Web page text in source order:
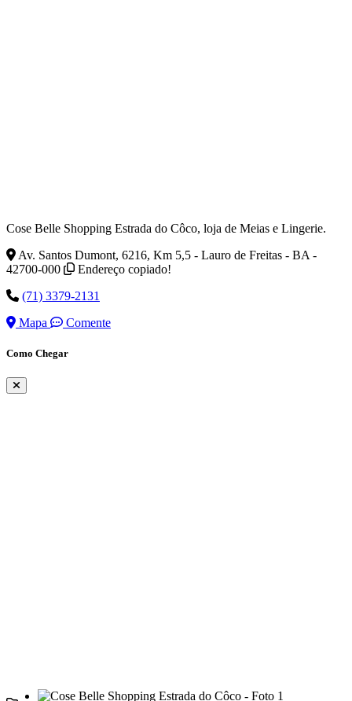
Cose Belle Shopping Estrada do Côco, loja de Meias e Lingerie.
Av. Santos Dumont, 6216, Km 5,5 - Lauro de Freitas - BA -
42700-000
Endereço copiado!
(71) 3379-2131
Mapa
Comente
Como Chegar